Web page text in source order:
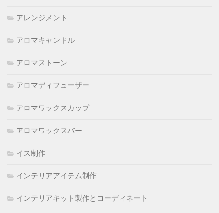
アレンジメント
アロマキャンドル
アロマストーン
アロマディフューザー
アロマワックスカップ
アロマワックスバー
イス制作
インテリアアイテム制作
インテリアキット製作とコーディネート